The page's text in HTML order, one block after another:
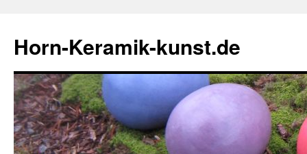
Horn-Keramik-kunst.de